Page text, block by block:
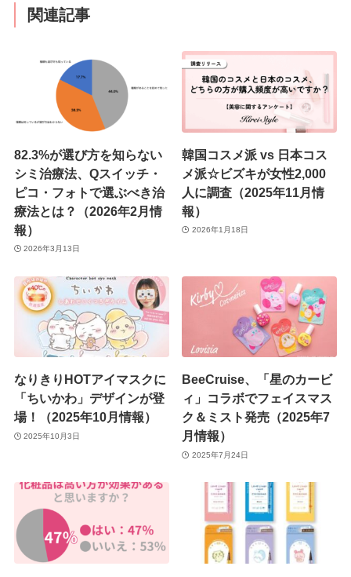
関連記事
82.3%が選び方を知らない
シミ治療法、Qスイッチ・
ピコ・フォトで選ぶべき治
療法とは？（2026年2月情
報）
2026年3月13日
韓国コスメ派 vs 日本コス
メ派☆ビズキが女性2,000
人に調査（2025年11月情
報）
2026年1月18日
なりきりHOTアイマスクに
「ちいかわ」デザインが登
場！（2025年10月情報）
2025年10月3日
BeeCruise、「星のカービ
ィ」コラボでフェイスマス
ク＆ミスト発売（2025年7
月情報）
2025年7月24日